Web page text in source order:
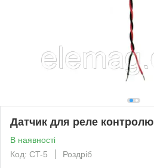
Датчик для реле
В наявності
Код: CT-5
Роздріб